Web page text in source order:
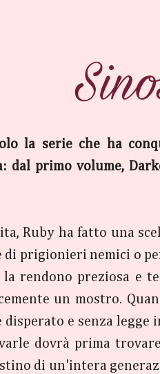
la serie che ha
dal primo volume,
Ruby ha fatto una
prigionieri nemici o
rendono preziosa e
un mostro.
e senza
dovrà prima
di un'intera